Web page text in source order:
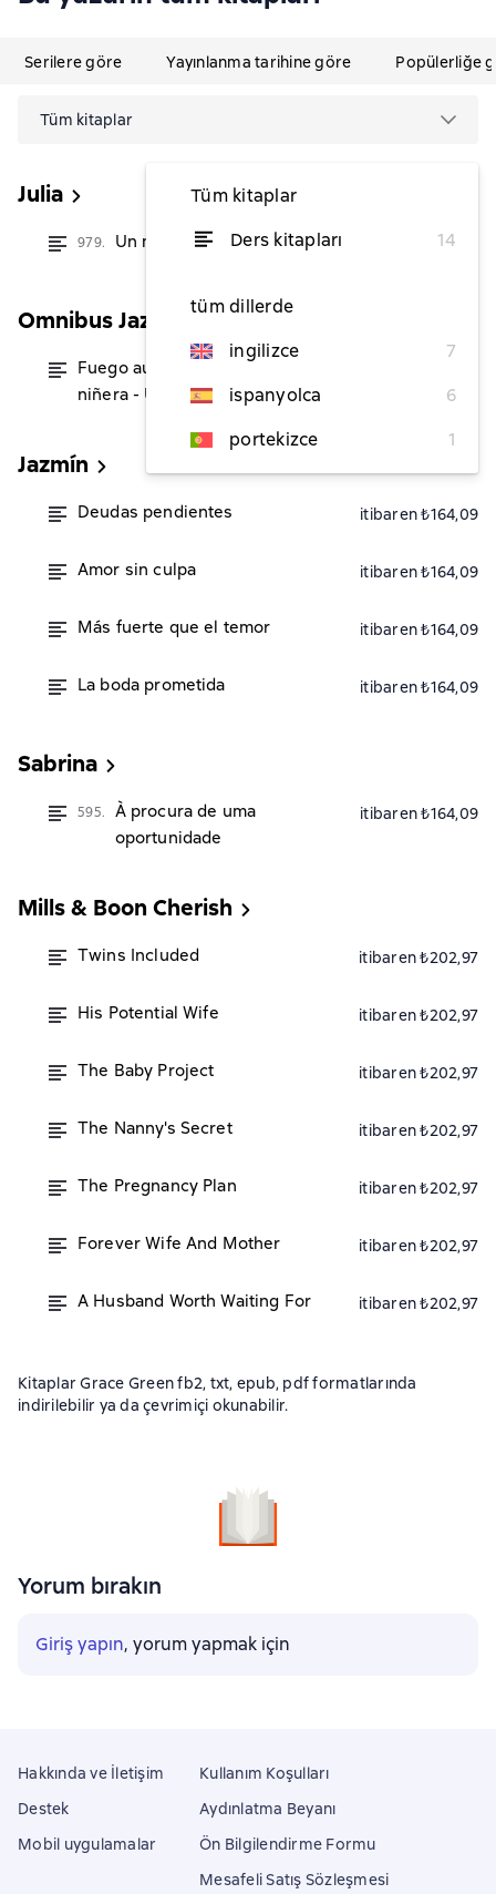
Serilere göre Yayınlanma tarihine göre Popülerliğe
Tüm kitaplar
Tüm kitaplar
Ders kitapları
14
tüm dillerde
ingilizce
7
ispanyolca
6
portekizce
1
Julia
979. Un milagro para Navidad itibaren ₺164,09
Omnibus Jazmin
Fuego austral - El secreto de la
niñera - Un milagro por Navidad
Jazmín
Deudas pendientes itibaren ₺164,09
Amor sin culpa itibaren ₺164,09
Más fuerte que el temor itibaren ₺164,09
La boda prometida itibaren ₺164,09
Sabrina
595.
À procura de uma
oportunidade
itibaren ₺164,09
Mills & Boon Cherish
Twins Included itibaren ₺202,97
His Potential Wife itibaren ₺202,97
The Baby Project itibaren ₺202,97
The Nanny's Secret itibaren ₺202,97
The Pregnancy Plan itibaren ₺202,97
Forever Wife And Mother itibaren ₺202,97
A Husband Worth Waiting For itibaren ₺202,97
Kitaplar Grace Green fb2, txt, epub, pdf formatlarında
indirilebilir ya da çevrimiçi okunabilir.
Yorum bırakın
Giriş yapın, yorum yapmak için
Hakkında ve İletişim
Destek
Mobil uygulamalar
Kullanım Koşulları
Aydınlatma Beyanı
Ön Bilgilendirme Formu
Mesafeli Satış Sözleşmesi